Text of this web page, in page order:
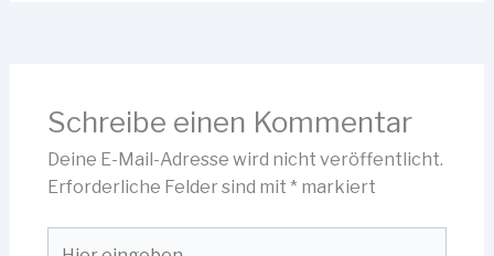
Schreibe einen Kommentar
Deine E-Mail-Adresse wird nicht veröffentlicht.
Erforderliche Felder sind mit * markiert